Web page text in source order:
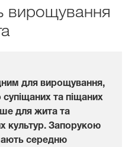
вирощування
для вирощування,
супіщаних та піщаних
для жита та
культур. Запорукою
середню